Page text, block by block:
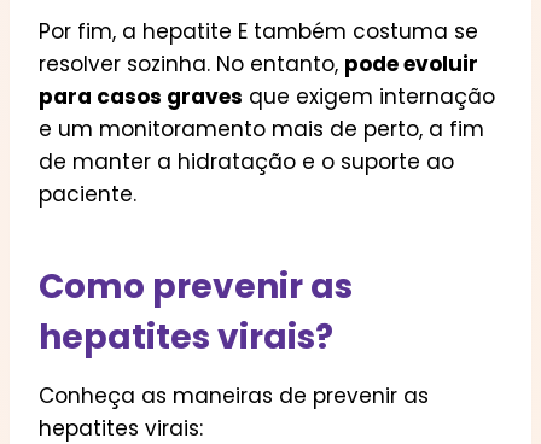
Por fim, a hepatite E também costuma se
resolver sozinha. No entanto, pode evoluir
para casos graves que exigem internação
e um monitoramento mais de perto, a fim
de manter a hidratação e o suporte ao
paciente.
Como prevenir as
hepatites virais?
Conheça as maneiras de prevenir as
hepatites virais: